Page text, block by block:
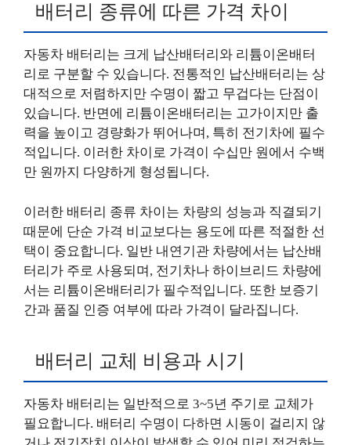
배터리 종류에 따른 가격 차이
자동차 배터리는 크게 납산배터리와 리튬이온배터
리로 구분할 수 있습니다. 전통적인 납산배터리는 상
대적으로 저렴하지만 수명이 짧고 무겁다는 단점이
있습니다. 반면에 리튬이온배터리는 고가이지만 출
력을 높이고 경량화가 뛰어나며, 특히 전기차에 필수
적입니다. 이러한 차이로 가격이 수십만 원에서 수백
만 원까지 다양하게 형성됩니다.
이러한 배터리 종류 차이는 차량의 성능과 직결되기
때문에 단순 가격 비교보다는 용도에 따른 적절한 선
택이 중요합니다. 일반 내연기관 차량에서는 납산배
터리가 주로 사용되며, 전기차나 하이브리드 차량에
서는 리튬이온배터리가 필수적입니다. 또한 보증기
간과 품질 인증 여부에 따라 가격이 달라집니다.
배터리 교체 비용과 시기
자동차 배터리는 일반적으로 3~5년 주기로 교체가
필요합니다. 배터리 수명이 다하면 시동이 걸리지 않